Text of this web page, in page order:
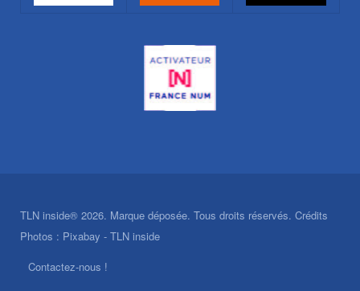
TLN inside® 2026. Marque déposée. Tous droits réservés. Crédits
Photos : Pixabay - TLN inside
Contactez-nous !